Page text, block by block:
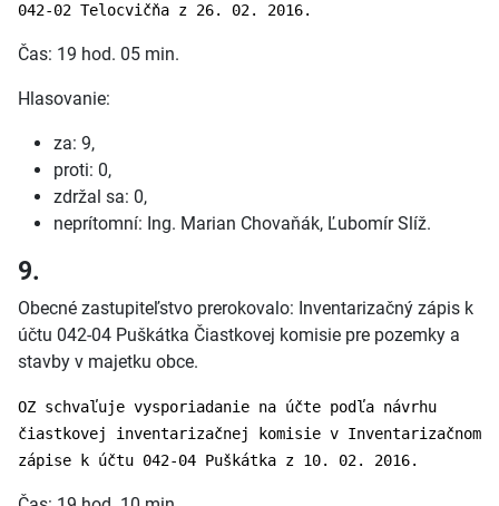
042-02 Telocvičňa z 26. 02. 2016.
Čas: 19 hod. 05 min.
Hlasovanie:
za: 9,
proti: 0,
zdržal sa: 0,
neprítomní: Ing. Marian Chovaňák, Ľubomír Slíž.
9.
Obecné zastupiteľstvo prerokovalo: Inventarizačný zápis k
účtu 042-04 Puškátka Čiastkovej komisie pre pozemky a
stavby v majetku obce.
OZ schvaľuje vysporiadanie na účte podľa návrhu
čiastkovej inventarizačnej komisie v Inventarizačnom
zápise k účtu 042-04 Puškátka z 10. 02. 2016.